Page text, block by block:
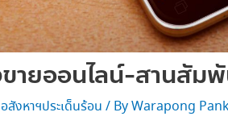
ขายออนไลน์-สานสัม
อสังหาฯประเด็นร้อน / ByWarapong